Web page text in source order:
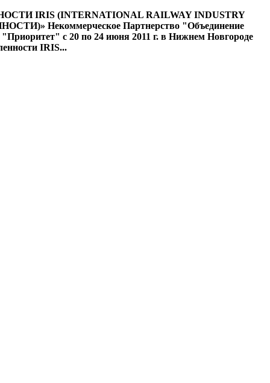
IRIS (INTERNATIONAL RAILWAY INDUSTRY
Партнерство "Объединение
с 20 по 24 июня 2011 г. в Нижнем Новгороде
IRIS...